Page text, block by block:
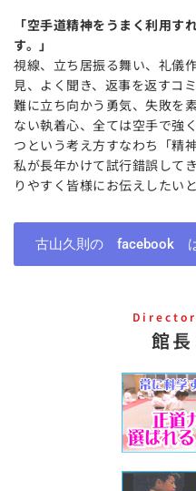
「空手道精神をうまく利用す
す。」
視線、立ち居振る舞い、礼儀
見、よく聞き、返事を返すコ
難に立ち向かう勇気、失敗を
ない執着心、全ては空手で強
つという考え方すなわち「精
私が長年かけて試行錯誤して
りやすく皆様にお伝えしたい
古山久則の facebook は
館